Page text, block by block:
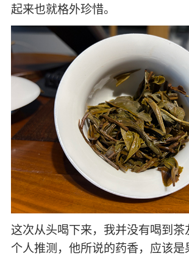
起来也就格外珍惜。
这次从头喝下来，我并没有喝到茶
个人推测，他所说的药香，应该是